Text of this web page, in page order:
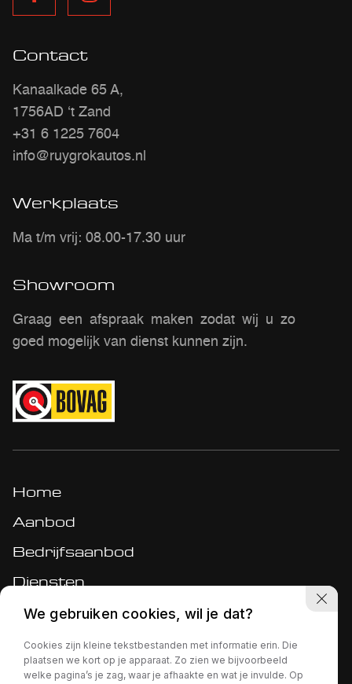
Contact
Kanaalkade 65 A,
1756AD ‘t Zand
+31 6 1225 7604
info@ruygrokautos.nl
Werkplaats
Ma t/m vrij: 08.00-17.30 uur
Showroom
Graag een afspraak maken zodat wij u zo
goed mogelijk van dienst kunnen zijn.
Home
Aanbod
Bedrijfsaanbod
Diensten
Werkplaats
Over ons
Verkocht
We gebruiken cookies, wil je dat?
Cookies zijn kleine tekstbestanden met informatie erin. Die
plaatsen we kort op je apparaat. Zo zien we bijvoorbeeld
welke pagina’s je zag, waar je afhaakte en wat je invulde. Op